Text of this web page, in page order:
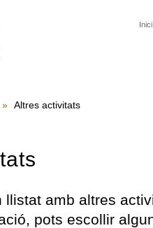
Inici
» Altres activitats
llistat amb altres
pots escollir